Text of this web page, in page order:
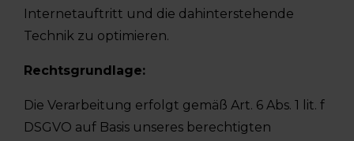
Internetauftritt und die dahinterstehende
Technik zu optimieren.
Rechtsgrundlage:
Die Verarbeitung erfolgt gemäß Art. 6 Abs. 1 lit. f
DSGVO auf Basis unseres berechtigten